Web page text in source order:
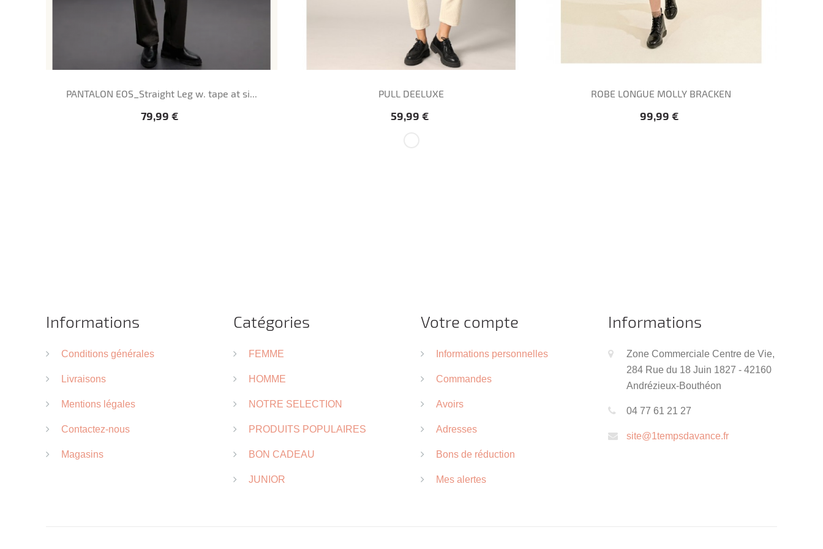
PANTALON EOS_Straight Leg w. tape at si...
Prix
79,99 €
PULL DEELUXE
Prix
59,99 €
ROBE LONGUE MOLLY BRACKEN
Prix
99,99 €
Informations
Conditions générales
Livraisons
Mentions légales
Contactez-nous
Magasins
Catégories
FEMME
HOMME
NOTRE SELECTION
PRODUITS POPULAIRES
BON CADEAU
JUNIOR
Votre compte
Informations personnelles
Commandes
Avoirs
Adresses
Bons de réduction
Mes alertes
Informations
Zone Commerciale Centre de Vie,
284 Rue du 18 Juin 1827 - 42160
Andrézieux-Bouthéon
04 77 61 21 27
site@1tempsdavance.fr